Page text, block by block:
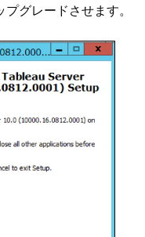
グレードさせます。